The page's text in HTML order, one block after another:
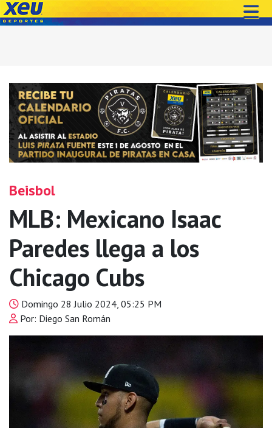
Beisbol
MLB: Mexicano Isaac
Paredes llega a los
Chicago Cubs
Domingo 28 Julio 2024, 05:25 PM
Por: Diego San Román